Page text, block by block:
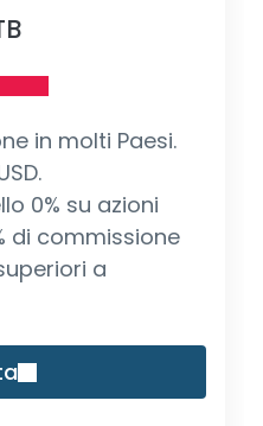
in molti Paesi.
0% su azioni
di commissione
a